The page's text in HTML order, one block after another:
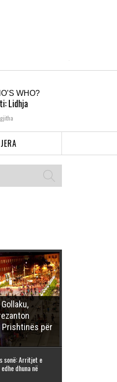
WHO?
Lidhja
e Prizrenit,
për
sonë: Arritjet e
dhuna në